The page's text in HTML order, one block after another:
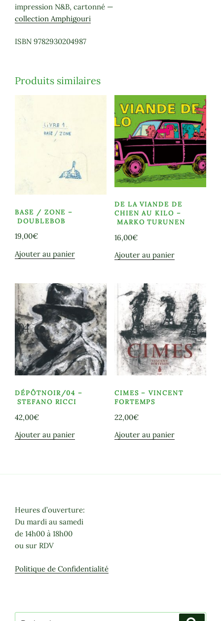
impression N&B, cartonné —
collection Amphigouri
ISBN 9782930204987
Produits similaires
BASE / ZONE –
DOUBLEBOB
19,00€
Ajouter au panier
DE LA VIANDE DE
CHIEN AU KILO –
MARKO TURUNEN
16,00€
Ajouter au panier
DÉPÔTNOIR/04 –
STEFANO RICCI
42,00€
Ajouter au panier
CIMES – VINCENT
FORTEMPS
22,00€
Ajouter au panier
Heures d’ouverture:
Du mardi au samedi
de 14h00 à 18h00
ou sur RDV
Politique de Confidentialité